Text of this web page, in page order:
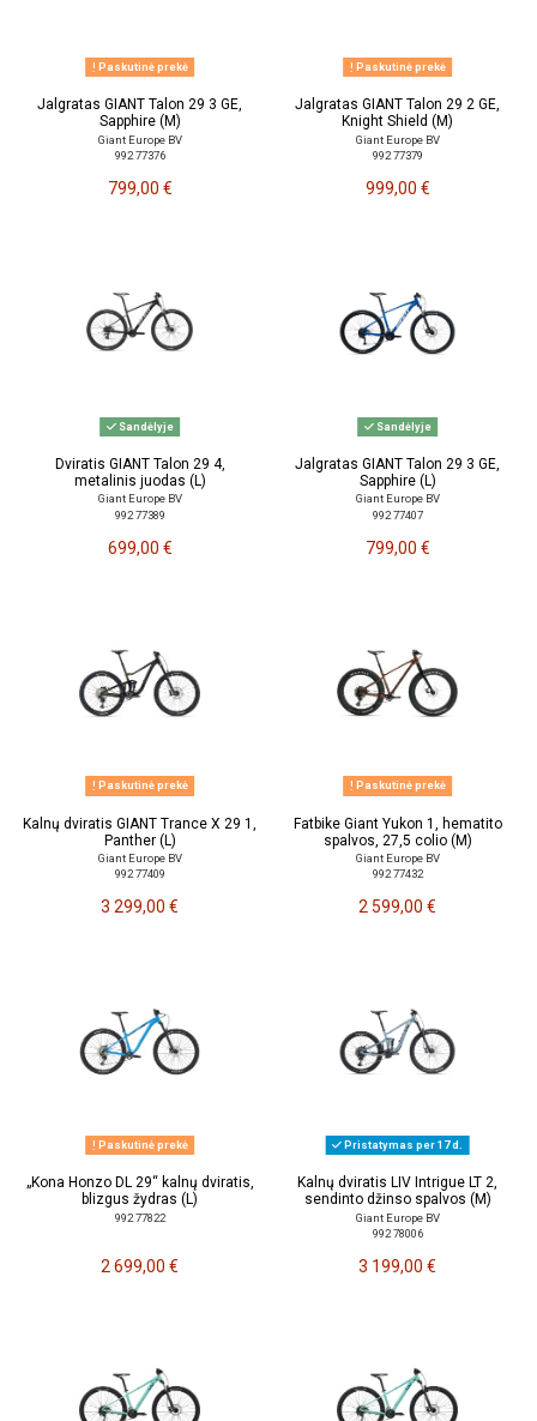
Paskutinė prekė
Jalgratas GIANT Talon 29 3 GE,
Sapphire (M)
Giant Europe BV
992 77376
799,00 €
Paskutinė prekė
Jalgratas GIANT Talon 29 2 GE,
Knight Shield (M)
Giant Europe BV
992 77379
999,00 €
Sandėlyje
Dviratis GIANT Talon 29 4,
metalinis juodas (L)
Giant Europe BV
992 77389
699,00 €
Sandėlyje
Jalgratas GIANT Talon 29 3 GE,
Sapphire (L)
Giant Europe BV
992 77407
799,00 €
Paskutinė prekė
Kalnų dviratis GIANT Trance X 29 1,
Panther (L)
Giant Europe BV
992 77409
3 299,00 €
Paskutinė prekė
Fatbike Giant Yukon 1, hematito
spalvos, 27,5 colio (M)
Giant Europe BV
992 77432
2 599,00 €
Paskutinė prekė
„Kona Honzo DL 29“ kalnų dviratis,
blizgus žydras (L)
992 77822
2 699,00 €
Pristatymas per 17 d.
Kalnų dviratis LIV Intrigue LT 2,
sendinto džinso spalvos (M)
Giant Europe BV
992 78006
3 199,00 €